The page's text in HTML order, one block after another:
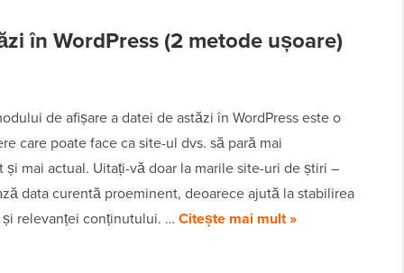
în WordPress (2 metode ușoare)
de afișare a datei de astăzi în WordPress este o
care poate face ca site-ul dvs. să pară mai
și mai actual. Uitați-vă doar la marile site-uri de știri –
data curentă proeminent, deoarece ajută la stabilirea
relevanței conținutului. … Citește mai mult »